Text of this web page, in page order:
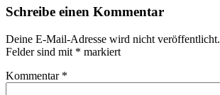
Schreibe einen Kommentar
Deine E-Mail-Adresse wird nicht veröffentlicht.
Felder sind mit * markiert
Kommentar *